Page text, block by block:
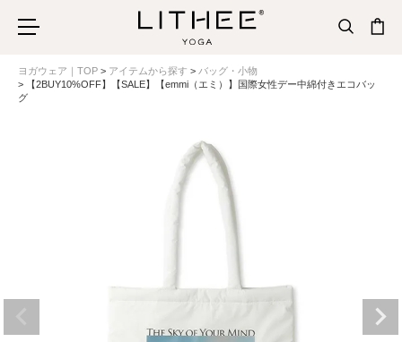
ヨガウェア｜TOP アイテムから探す
バッグ・小物
【2BUY10%OFF】【SALE】【emmi（エミ）】国際女性デー中綿付きエコバッ
グ